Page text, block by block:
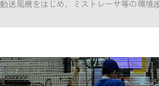
送風機をはじめ、ミストレーサ等の環境